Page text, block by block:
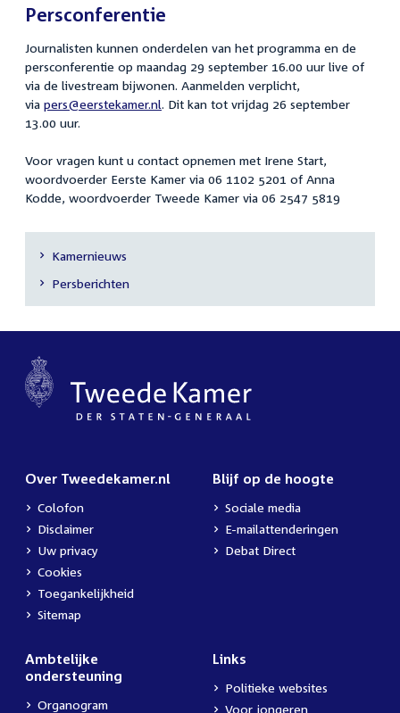
Persconferentie
Journalisten kunnen onderdelen van het programma en de
persconferentie op maandag 29 september 16.00 uur live of
via de livestream bijwonen. Aanmelden verplicht,
via pers@eerstekamer.nl. Dit kan tot vrijdag 26 september
13.00 uur.
Voor vragen kunt u contact opnemen met Irene Start,
woordvoerder Eerste Kamer via 06 1102 5201 of Anna
Kodde, woordvoerder Tweede Kamer via 06 2547 5819
Secundaire
navigatie
Kamernieuws
Persberichten
Over Tweedekamer.nl
Colofon
Disclaimer
Uw privacy
Cookies
Toegankelijkheid
Sitemap
Blijf op de hoogte
Sociale media
E-mailattenderingen
Debat Direct
Ambtelijke
ondersteuning
Organogram
Links
Politieke websites
Voor jongeren